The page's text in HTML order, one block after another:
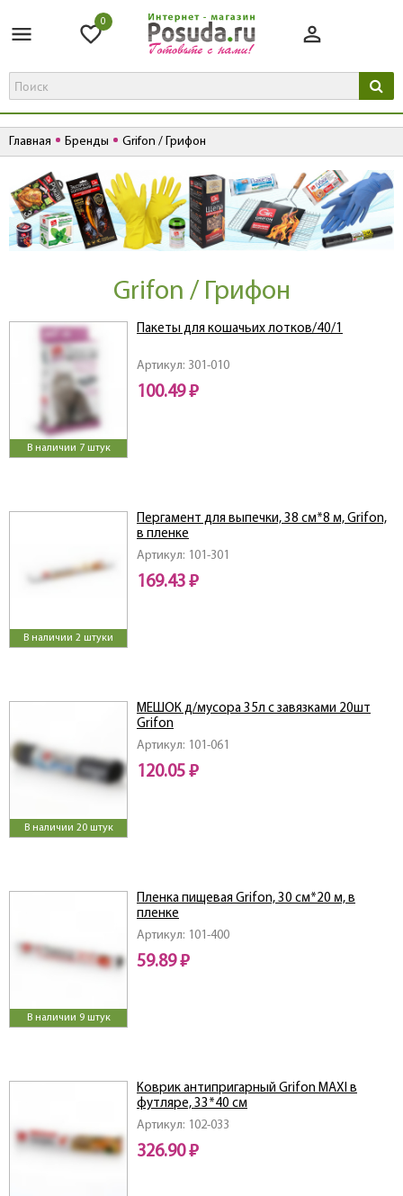
0
Главная Бренды Grifon / Грифон
Grifon / Грифон
В наличии 7 штук
Артикул: 301-010
Пакеты для кошачьих лотков/40/1
100.49 ₽
В наличии 2 штуки
Артикул: 101-301
Пергамент для выпечки, 38 см*8 м, Grifon,
в пленке
169.43 ₽
В наличии 20 штук
Артикул: 101-061
МЕШОК д/мусора 35л с завязками 20шт
Grifon
120.05 ₽
В наличии 9 штук
Артикул: 101-400
Пленка пищевая Grifon, 30 см*20 м, в
пленке
59.89 ₽
Артикул: 102-033
Коврик антипригарный Grifon MAXI в
футляре, 33*40 см
326.90 ₽